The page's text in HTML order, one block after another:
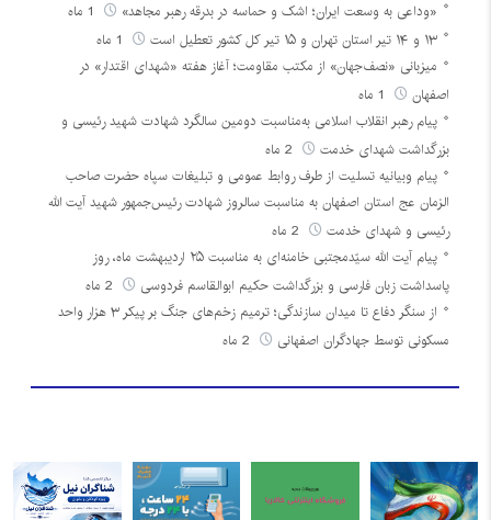
«وداعی به وسعت ایران؛ اشک و حماسه در بدرقه رهبر مجاهد»
۱۳ و ۱۴ تیر استان تهران و ۱۵ تیر کل کشور تعطیل است
میزبانی «نصف‌جهان» از مکتب مقاومت؛ آغاز هفته «شهدای اقتدار» در
اصفهان
پیام رهبر انقلاب اسلامی به‌مناسبت دومین سالگرد شهادت شهید رئیسی و
بزرگداشت شهدای خدمت
پیام وبیانیه تسلیت از طرف روابط عمومی و تبلیغات سپاه حضرت صاحب
الزمان عج استان اصفهان به مناسبت سالروز شهادت رئیس‌جمهور شهید آیت الله
رئیسی و شهدای خدمت
پیام آیت الله سیّدمجتبی خامنه‌ای به مناسبت ۲۵ اردیبهشت ماه، روز
پاسداشت زبان فارسی و بزرگداشت حکیم ابوالقاسم فردوسی
از سنگر دفاع تا میدان سازندگی؛ ترمیم زخم‌های جنگ بر پیکر ۳ هزار واحد
مسکونی توسط جهادگران اصفهانی